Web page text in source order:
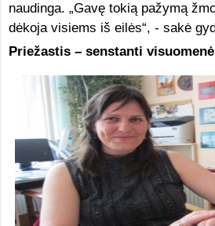
naudinga. „Gavę tokią pažymą
dėkoja visiems iš eilės“, - sakė
Priežastis – senstanti visuomenė